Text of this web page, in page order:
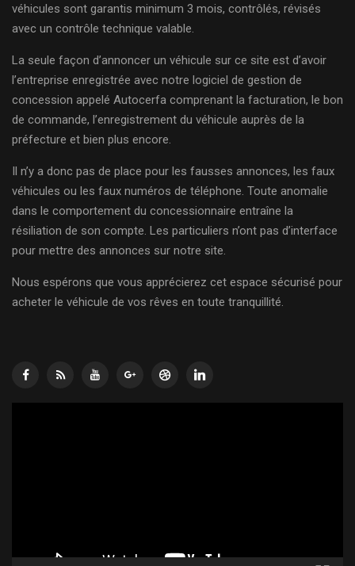
véhicules sont garantis minimum 3 mois, contrôlés, révisés
avec un contrôle technique valable.
La seule façon d’annoncer un véhicule sur ce site est d’avoir
l’entreprise enregistrée avec notre logiciel de gestion de
concession appelé Autocerfa comprenant la facturation, le bon
de commande, l’enregistrement du véhicule auprès de la
préfecture et bien plus encore.
Il n’y a donc pas de place pour les fausses annonces, les faux
véhicules ou les faux numéros de téléphone. Toute anomalie
dans le comportement du concessionnaire entraîne la
résiliation de son compte. Les particuliers n’ont pas d’interface
pour mettre des annonces sur notre site.
Nous espérons que vous apprécierez cet espace sécurisé pour
acheter le véhicule de vos rêves en toute tranquillité.